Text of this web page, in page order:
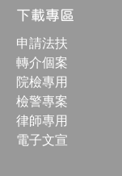
下載專區
申請法扶
轉介個案
院檢專用
檢警專案
律師專用
電子文宣